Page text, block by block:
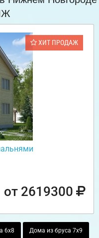
ХИТ ПРОДАЖ
от 2619300
6х8 Дома из бруса 7х9